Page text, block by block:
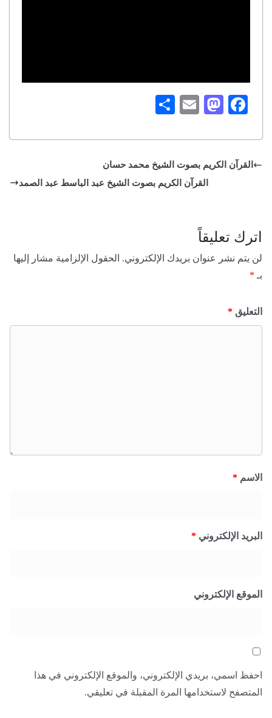
Fa
bo
ok
M
to
do
n
E
ail
re
القرآن الكريم بصوت الشيخ محمد حسان
القرآن الكريم بصوت الشيخ عبد الباسط عبد الصمد
اترك تعليقاً
لن يتم نشر عنوان بريدك الإلكتروني. الحقول الإلزامية مشار إليها
بـ *
التعليق *
الاسم *
البريد الإلكتروني *
الموقع الإلكتروني
احفظ اسمي، بريدي الإلكتروني، والموقع الإلكتروني في هذا
المتصفح لاستخدامها المرة المقبلة في تعليقي.